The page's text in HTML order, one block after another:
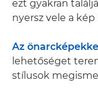
ezt gyakran
nyersz vele a
Az
lehetőséget
stílusok